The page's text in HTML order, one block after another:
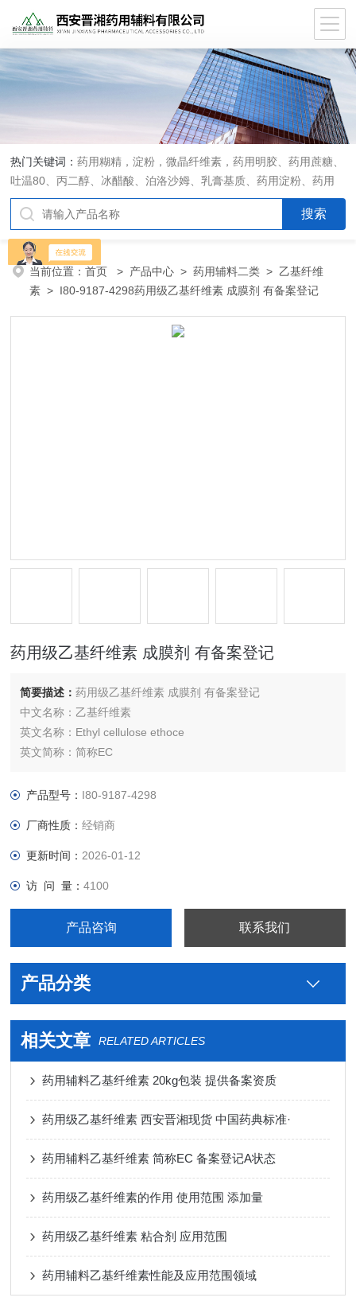
热门关键词：药用糊精，淀粉，微晶纤维素，药用明胶、药用蔗糖、
吐温80、丙二醇、冰醋酸、泊洛沙姆、乳膏基质、药用淀粉、药用
糊精、硬脂酸镁、聚丙烯酸树脂系列、羧甲基淀粉钠、羧甲基纤维素
钠、可溶性淀粉、甘露醇、羟丙纤维素、羟丙基甲基纤维素、乳糖、
交联聚维酮、交联羧甲基纤维素钠、聚乙二醇（PEG）系列、二氧化
硅、聚乙烯吡咯烷酮、十八醇、十六醇、预交化淀粉、微晶纤维素、
甲基纤维素、乙基纤维素，三氯蔗糖，麝香草酚，药用蜂蜜，
当前位置：首页 > 产品中心 >药用辅料二类 >乙基纤维
素 > I80-9187-4298药用级乙基纤维素 成膜剂 有备案登记
药用级乙基纤维素 成膜剂 有备案登记
简要描述：药用级乙基纤维素 成膜剂 有备案登记
中文名称：乙基纤维素
英文名称：Ethyl cellulose ethoce
英文简称：简称EC
乙基纤维素
分子式：[C6H7O2（OC2H5）3]n
结构式：
产品型号： I80-9187-4298
厂商性质：经销商
更新时间： 2026-01-12
访 问 量：4100
产品咨询 联系我们
产品分类
相关文章 RELATED ARTICLES
药用辅料乙基纤维素 20kg包装 提供备案资质
药用级乙基纤维素 西安晋湘现货 中国药典标准·
药用辅料乙基纤维素 简称EC 备案登记A状态
药用级乙基纤维素的作用 使用范围 添加量
药用级乙基纤维素 粘合剂 应用范围
药用辅料乙基纤维素性能及应用范围领域